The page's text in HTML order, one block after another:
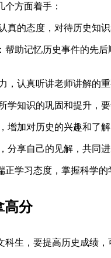
方面着手：
真的态度，对待历史知
：帮助记忆历史事件的先
，认真听讲老师讲解的
学知识的巩固和提升，
增加对历史的兴趣和了解
分享自己的见解，共同
学习态度，掌握科学
高分
生，要提高历史成绩，